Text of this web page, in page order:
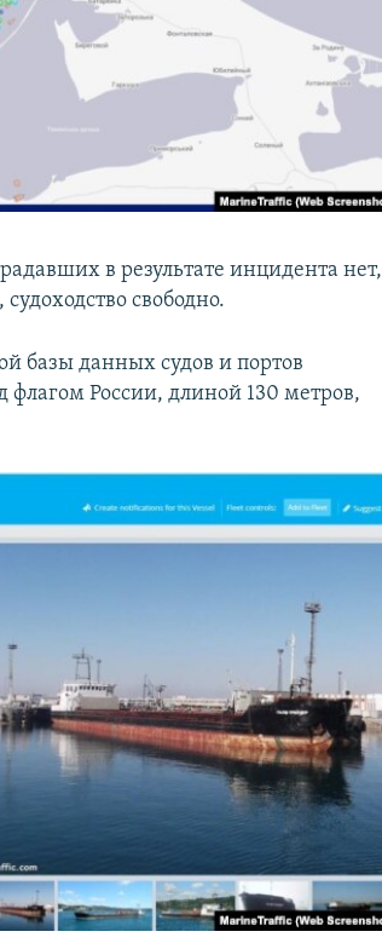
в результате инцидента нет,
свободно.
базы данных судов и портов
флагом России, длиной 130 метров,